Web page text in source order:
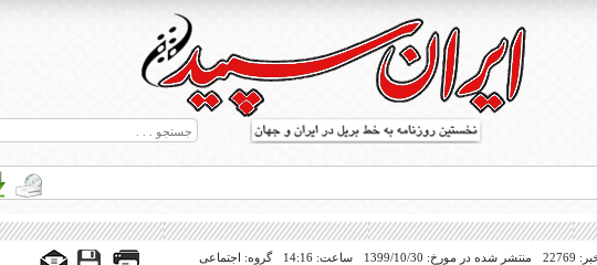
منتشر شده در مورخ: 1399/10/30 ساعت: 14:16 گروه: اجتماعی